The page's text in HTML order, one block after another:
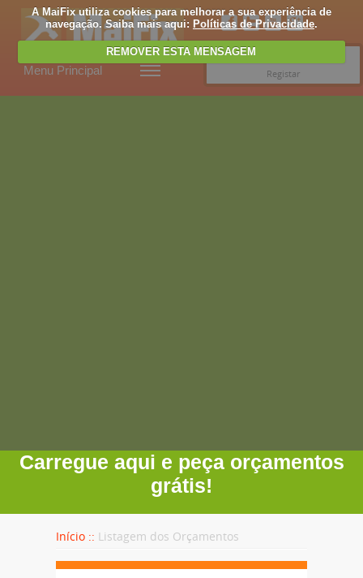
A MaiFix utiliza cookies para melhorar a sua experiência de
navegação. Saiba mais aqui: Políticas de Privacidade.
REMOVER ESTA MENSAGEM
Menu Principal
Registar
Carregue aqui e peça orçamentos
grátis!
Início :: Listagem dos Orçamentos